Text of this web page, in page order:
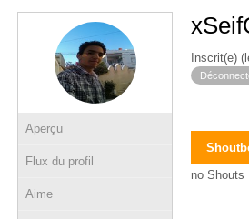
Aperçu
Flux du profil
Aime
Inscrit(e)
no Shouts